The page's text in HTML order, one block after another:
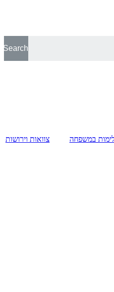
Search
במשפחה צוואות וירושות